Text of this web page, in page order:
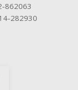
862063
282930